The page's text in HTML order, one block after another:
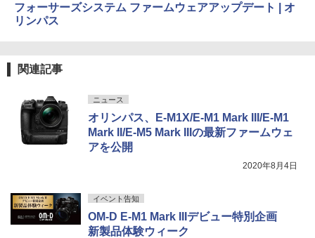
フォーサーズシステム ファームウェアアップデート | オ
リンパス
関連記事
ニュース
オリンパス、E-M1X/E-M1 Mark III/E-M1
Mark II/E-M5 Mark IIIの最新ファームウェ
アを公開
2020年8月4日
イベント告知
OM-D E-M1 Mark IIIデビュー特別企画
新製品体験ウィーク